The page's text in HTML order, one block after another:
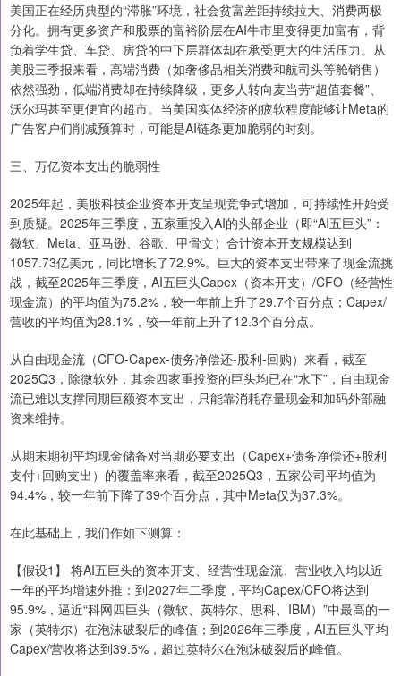
美国正在经历典型的“滞胀”环境，社会贫富差距持续拉大、消费两极
分化。拥有更多资产和股票的富裕阶层在AI牛市里变得更加富有，背
负着学生贷、车贷、房贷的中下层群体却在承受更大的生活压力。从
美股三季报来看，高端消费（如奢侈品相关消费和航司头等舱销售）
依然强劲，低端消费却在持续降级，更多人转向麦当劳“超值套餐”、
沃尔玛甚至更便宜的超市。当美国实体经济的疲软程度能够让Meta的
广告客户们削减预算时，可能是AI链条更加脆弱的时刻。
三、万亿资本支出的脆弱性
2025年起，美股科技企业资本开支呈现竞争式增加，可持续性开始受
到质疑。2025年三季度，五家重投入AI的头部企业（即“AI五巨头”：
微软、Meta、亚马逊、谷歌、甲骨文）合计资本开支规模达到
1057.73亿美元，同比增长了72.9%。巨大的资本支出带来了现金流挑
战，截至2025年三季度，AI五巨头Capex（资本开支）/CFO（经营性
现金流）的平均值为75.2%，较一年前上升了29.7个百分点；Capex/
营收的平均值为28.1%，较一年前上升了12.3个百分点。
从自由现金流（CFO-Capex-债务净偿还-股利-回购）来看，截至
2025Q3，除微软外，其余四家重投资的巨头均已在“水下”，自由现金
流已难以支撑同期巨额资本支出，只能靠消耗存量现金和加码外部融
资来维持。
从期末期初平均现金储备对当期必要支出（Capex+债务净偿还+股利
支付+回购支出）的覆盖率来看，截至2025Q3，五家公司平均值为
94.4%，较一年前下降了39个百分点，其中Meta仅为37.3%。
在此基础上，我们作如下测算：
【假设1】 将AI五巨头的资本开支、经营性现金流、营业收入均以近
一年的平均增速外推：到2027年二季度，平均Capex/CFO将达到
95.9%，逼近“科网四巨头（微软、英特尔、思科、IBM）”中最高的一
家（英特尔）在泡沫破裂后的峰值；到2026年三季度，AI五巨头平均
Capex/营收将达到39.5%，超过英特尔在泡沫破裂后的峰值。